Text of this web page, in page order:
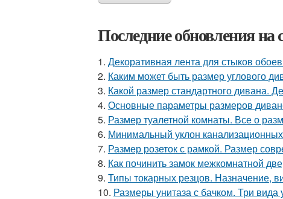
Последние обновления на
1. Декоративная лента для стыков
2. Каким может быть размер углового
3. Какой размер стандартного дивана.
4. Основные параметры размеров
5. Размер туалетной комнаты. Все о
6. Минимальный уклон
7. Размер розеток с рамкой. Размер
8. Как починить замок межкомнатной
9. Типы токарных резцов. Назначение,
10. Размеры унитаза с бачком. Три вида